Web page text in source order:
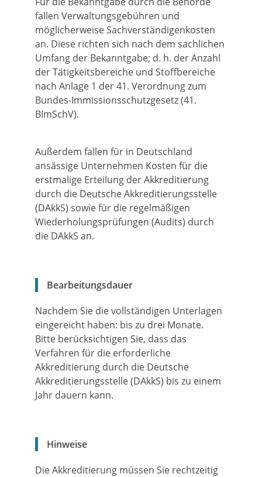
fallen Verwaltungsgebühren und
möglicherweise Sachverständigenkosten
an. Diese richten sich nach dem sachlichen
Umfang der Bekanntgabe; d. h. der Anzahl
der Tätigkeitsbereiche und Stoffbereiche
nach Anlage 1 der 41. Verordnung zum
Bundes-Immissionsschutzgesetz (41.
BImSchV).
Außerdem fallen für in Deutschland
ansässige Unternehmen Kosten für die
erstmalige Erteilung der Akkreditierung
durch die Deutsche Akkreditierungsstelle
(DAkkS) sowie für die regelmäßigen
Wiederholungsprüfungen (Audits) durch
die DAkkS an.
Bearbeitungsdauer
Nachdem Sie die vollständigen Unterlagen
eingereicht haben: bis zu drei Monate.
Bitte berücksichtigen Sie, dass das
Verfahren für die erforderliche
Akkreditierung durch die Deutsche
Akkreditierungsstelle (DAkkS) bis zu einem
Jahr dauern kann.
Hinweise
Die Akkreditierung müssen Sie rechtzeitig